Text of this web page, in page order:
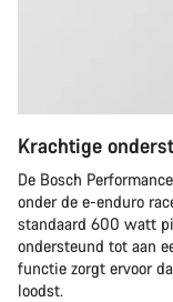
Krachtige
De Bosch
onder de e-enduro
standaard 600 watt
ondersteund tot aan
functie zorgt ervoor
loodst.